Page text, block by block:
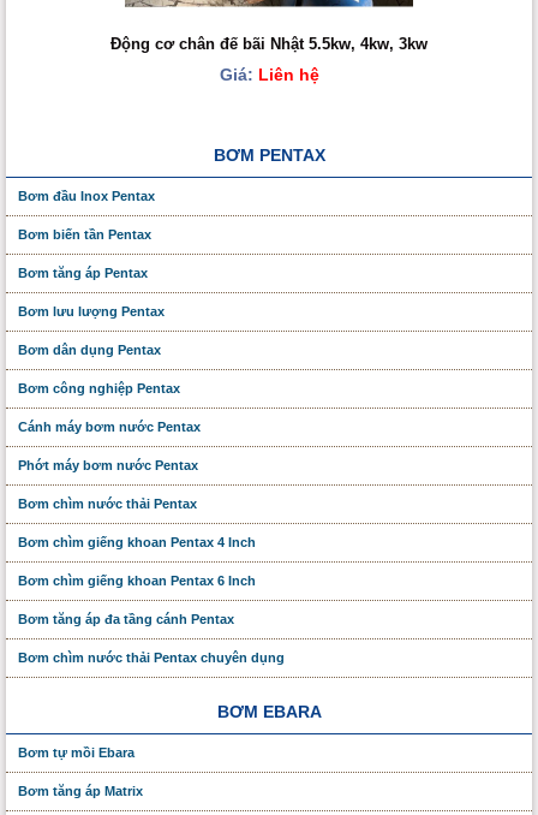
Động cơ chân đế bãi Nhật 5.5kw, 4kw, 3kw
Giá: Liên hệ
BƠM PENTAX
Bơm đầu Inox Pentax
Bơm biến tần Pentax
Bơm tăng áp Pentax
Bơm lưu lượng Pentax
Bơm dân dụng Pentax
Bơm công nghiệp Pentax
Cánh máy bơm nước Pentax
Phớt máy bơm nước Pentax
Bơm chìm nước thải Pentax
Bơm chìm giếng khoan Pentax 4 Inch
Bơm chìm giếng khoan Pentax 6 Inch
Bơm tăng áp đa tầng cánh Pentax
Bơm chìm nước thải Pentax chuyên dụng
BƠM EBARA
Bơm tự mồi Ebara
Bơm tăng áp Matrix